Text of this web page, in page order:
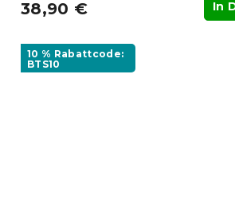
38,90 € In
10 % Rabattcode:
BTS10